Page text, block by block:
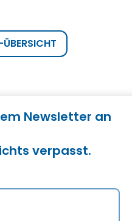
Newsletter an
verpasst.